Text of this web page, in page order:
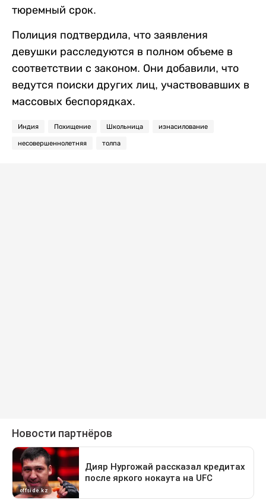
тюремный срок.
Полиция подтвердила, что заявления
девушки расследуются в полном объеме в
соответствии с законом. Они добавили, что
ведутся поиски других лиц, участвовавших в
массовых беспорядках.
Индия Похищение Школьница изнасилование
несовершеннолетняя толпа